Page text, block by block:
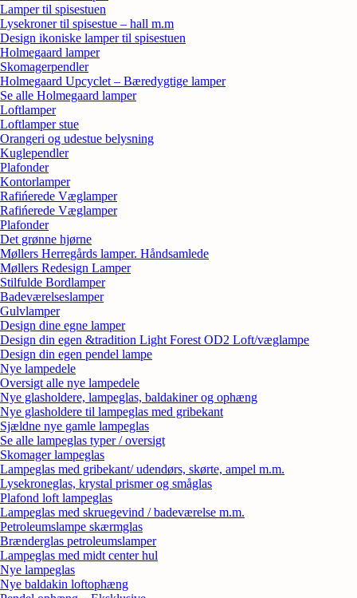
Lamper til spisestuen
Lysekroner til spisestue – hall m.m
Design ikoniske lamper til spisestuen
Holmegaard lamper
Skomagerpendler
Holmegaard Upcyclet – Bæredygtige lamper
Se alle Holmegaard lamper
Loftlamper
Loftlamper stue
Orangeri og udestue belysning
Kuglependler
Plafonder
Kontorlamper
Rafińerede Væglamper
Rafińerede Væglamper
Plafonder
Det grønne hjørne
Møllers Herregårds lamper. Håndsamlede
Møllers Redesign Lamper
Stilfulde Bordlamper
Badeværelseslamper
Gulvlamper
Design dine egne lamper
Design din egen &tradition Light Forest OD2 Loft/væglampe
Design din egen pendel lampe
Nye lampedele
Oversigt alle nye lampedele
Nye glasholdere, lampeglas, baldakiner og ophæng
Nye glasholdere til lampeglas med gribekant
Sjældne nye gamle lampeglas
Se alle lampeglas typer / oversigt
Skomager lampeglas
Lampeglas med gribekant/ udendørs, skørte, ampel m.m.
Lysekroneglas, krystal prismer og småglas
Plafond loft lampeglas
Lampeglas med skruegevind / badeværelse m.m.
Petroleumslampe skærmglas
Brænderglas petroleumslamper
Lampeglas med midt center hul
Nye lampeglas
Nye baldakin loftophæng